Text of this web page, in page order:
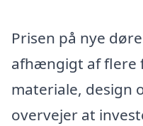
Prisen på nye
afhængigt af flere
materiale, design
overvejer at